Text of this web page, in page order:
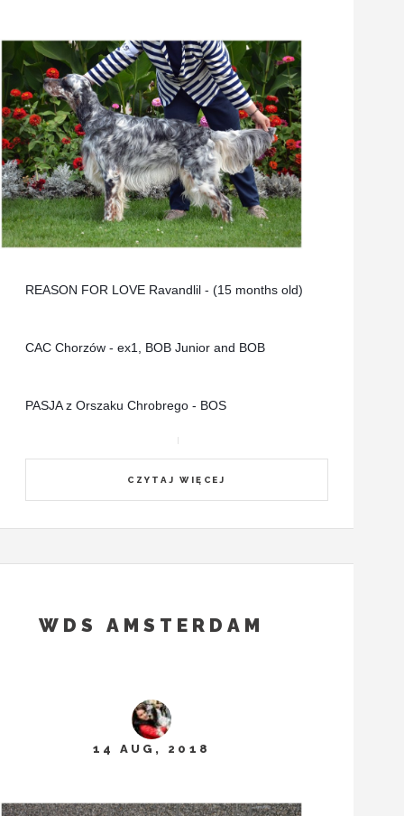
REASON FOR LOVE Ravandlil - (15 months old)
CAC Chorzów - ex1, BOB Junior and BOB
PASJA z Orszaku Chrobrego - BOS
CZYTAJ WIĘCEJ
WDS AMSTERDAM
14 AUG, 2018